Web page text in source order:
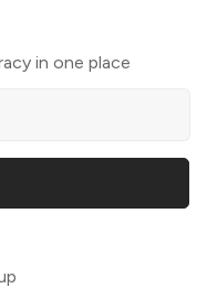
in one place